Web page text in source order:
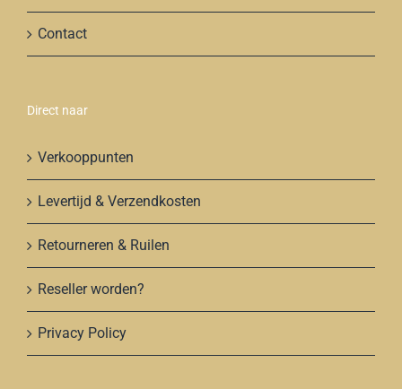
Contact
Direct naar
Verkooppunten
Levertijd & Verzendkosten
Retourneren & Ruilen
Reseller worden?
Privacy Policy